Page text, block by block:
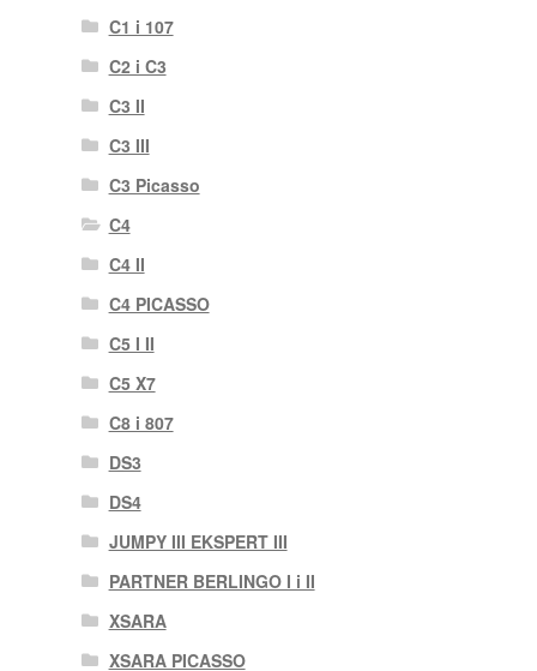
C1 i 107
C2 i C3
C3 II
C3 III
C3 Picasso
C4
C4 II
C4 PICASSO
C5 I II
C5 X7
C8 i 807
DS3
DS4
JUMPY III EKSPERT III
PARTNER BERLINGO I i II
XSARA
XSARA PICASSO